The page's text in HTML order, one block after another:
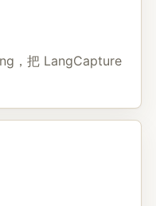
，把 LangCapture